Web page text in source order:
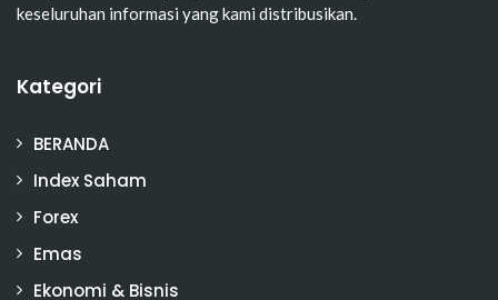
keseluruhan informasi yang kami distribusikan.
Kategori
BERANDA
Index Saham
Forex
Emas
Ekonomi & Bisnis